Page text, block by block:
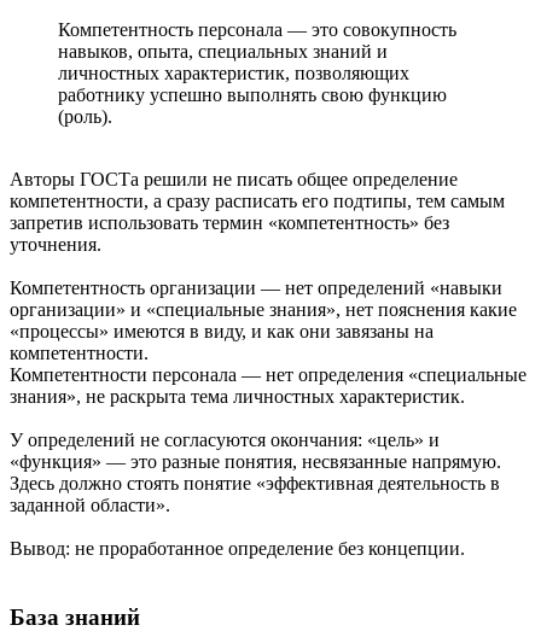
Компетентность персонала — это совокупность
навыков, опыта, специальных знаний и
личностных характеристик, позволяющих
работнику успешно выполнять свою функцию
(роль).
Авторы ГОСТа решили не писать общее определение
компетентности, а сразу расписать его подтипы, тем самым
запретив использовать термин «компетентность» без
уточнения.
Компетентность организации — нет определений «навыки
организации» и «специальные знания», нет пояснения какие
«процессы» имеются в виду, и как они завязаны на
компетентности.
Компетентности персонала — нет определения «специальные
знания», не раскрыта тема личностных характеристик.
У определений не согласуются окончания: «цель» и
«функция» — это разные понятия, несвязанные напрямую.
Здесь должно стоять понятие «эффективная деятельность в
заданной области».
Вывод: не проработанное определение без концепции.
База знаний